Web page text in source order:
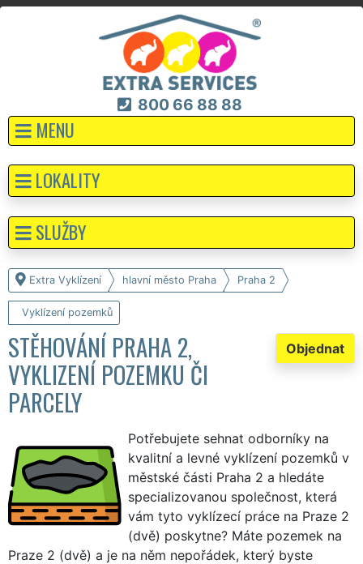
800 66 88 88
MENU
Extra Vyklízení hlavní město Praha Praha 2
Vyklízení pozemků
Objednat
STĚHOVÁNÍ PRAHA 2,
VYKLIZENÍ POZEMKU ČI
PARCELY
Potřebujete sehnat odborníky na
kvalitní a levné vyklízení pozemků v
městské části Praha 2 a hledáte
specializovanou společnost, která
vám tyto vyklízecí práce na Praze 2
(dvě) poskytne? Máte pozemek na
Praze 2 (dvě) a je na něm nepořádek, který byste
LOKALITY
SLUŽBY